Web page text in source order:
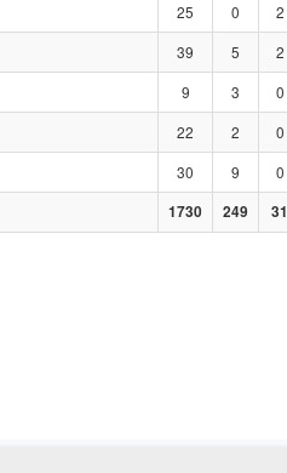
25 0 2
39 5 2
9 3 0
22 2 0
30 9 0
1730 249 31